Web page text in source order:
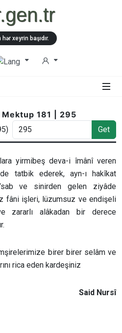
xeyrin başıdır.
Mektup 181 | 295
Get
yirmibeş deva-i îmânî veren
tatbik ederek, ayn-ı hakîkat
ve sinirden gelen ziyâde
fâni işleri, lüzumsuz ve endişeli
zararlı alâkadan bir derece
birer birer selâm ve
rica eden kardeşiniz
Said Nursî